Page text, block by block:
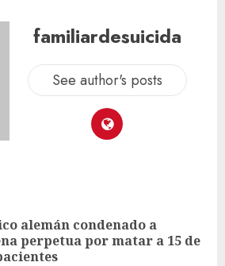
familiardesuicida
See author's posts
alemán condenado a
perpetua por matar a 15 de